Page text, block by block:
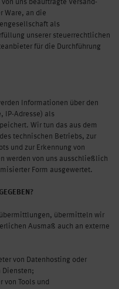
uns beauftragte Versand-
Ware, an die
als
unserer steuerrechtlichen
für die Durchführung
Informationen über den
IP-Adresse) als
Wir tun das aus dem
technischen Betriebs, zur
und zur Erkennung von
werden von uns ausschließlich
Form ausgewertet.
übermitteln wir
Ausmaß auch an externe
von Datenhosting oder
Diensten;
von Tools und